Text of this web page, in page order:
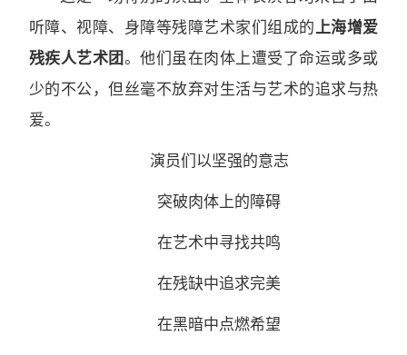
听障、视障、身障等残障艺术家们组成的上海增爱
残疾人艺术团。他们虽在肉体上遭受了命运或多或
少的不公，但丝毫不放弃对生活与艺术的追求与热
爱。
演员们以坚强的意志
突破肉体上的障碍
在艺术中寻找共鸣
在残缺中追求完美
在黑暗中点燃希望